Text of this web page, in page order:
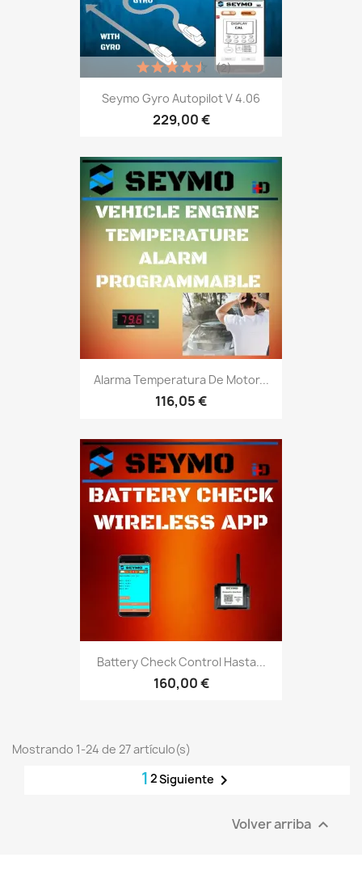
Seymo Gyro Autopilot V 4.06
229,00 €
(2)
Alarma Temperatura De Motor...
116,05 €
Battery Check Control Hasta...
160,00 €
Mostrando 1-24 de 27 artículo(s)
1 2Siguiente 
Volver arriba 